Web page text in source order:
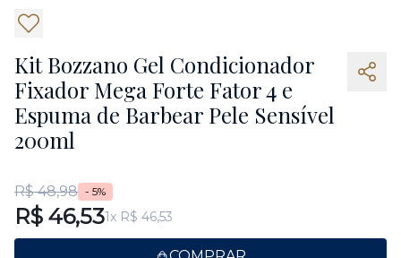
Kit Bozzano Gel Condicionador
Fixador Mega Forte Fator 4 e
Espuma de Barbear Pele Sensível
200ml
R$ 48,98 - 5%
R$ 46,531x R$ 46,53